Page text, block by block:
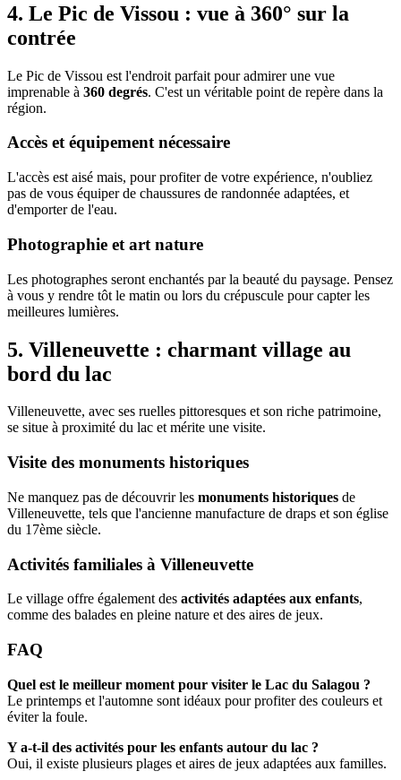
4. Le Pic de Vissou : vue à 360° sur la
contrée
Le Pic de Vissou est l'endroit parfait pour admirer une vue
imprenable à 360 degrés. C'est un véritable point de repère dans la
région.
Accès et équipement nécessaire
L'accès est aisé mais, pour profiter de votre expérience, n'oubliez
pas de vous équiper de chaussures de randonnée adaptées, et
d'emporter de l'eau.
Photographie et art nature
Les photographes seront enchantés par la beauté du paysage. Pensez
à vous y rendre tôt le matin ou lors du crépuscule pour capter les
meilleures lumières.
5. Villeneuvette : charmant village au
bord du lac
Villeneuvette, avec ses ruelles pittoresques et son riche patrimoine,
se situe à proximité du lac et mérite une visite.
Visite des monuments historiques
Ne manquez pas de découvrir les monuments historiques de
Villeneuvette, tels que l'ancienne manufacture de draps et son église
du 17ème siècle.
Activités familiales à Villeneuvette
Le village offre également des activités adaptées aux enfants,
comme des balades en pleine nature et des aires de jeux.
FAQ
Quel est le meilleur moment pour visiter le Lac du Salagou ?
Le printemps et l'automne sont idéaux pour profiter des couleurs et
éviter la foule.
Y a-t-il des activités pour les enfants autour du lac ?
Oui, il existe plusieurs plages et aires de jeux adaptées aux familles.